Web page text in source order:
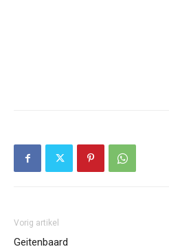
Vorig artikel
Geitenbaard